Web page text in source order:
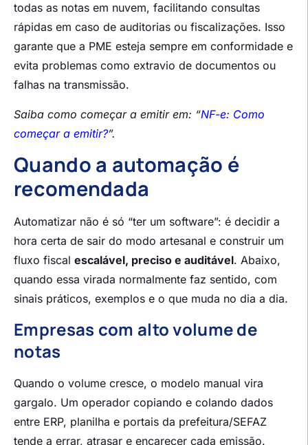
todas as notas em nuvem, facilitando consultas
rápidas em caso de auditorias ou fiscalizações. Isso
garante que a PME esteja sempre em conformidade e
evita problemas como extravio de documentos ou
falhas na transmissão.
Saiba como começar a emitir em: “NF-e: Como
começar a emitir?”.
Quando a automação é
recomendada
Automatizar não é só “ter um software”: é decidir a
hora certa de sair do modo artesanal e construir um
fluxo fiscal escalável, preciso e auditável. Abaixo,
quando essa virada normalmente faz sentido, com
sinais práticos, exemplos e o que muda no dia a dia.
Empresas com alto volume de
notas
Quando o volume cresce, o modelo manual vira
gargalo. Um operador copiando e colando dados
entre ERP, planilha e portais da prefeitura/SEFAZ
tende a errar, atrasar e encarecer cada emissão.